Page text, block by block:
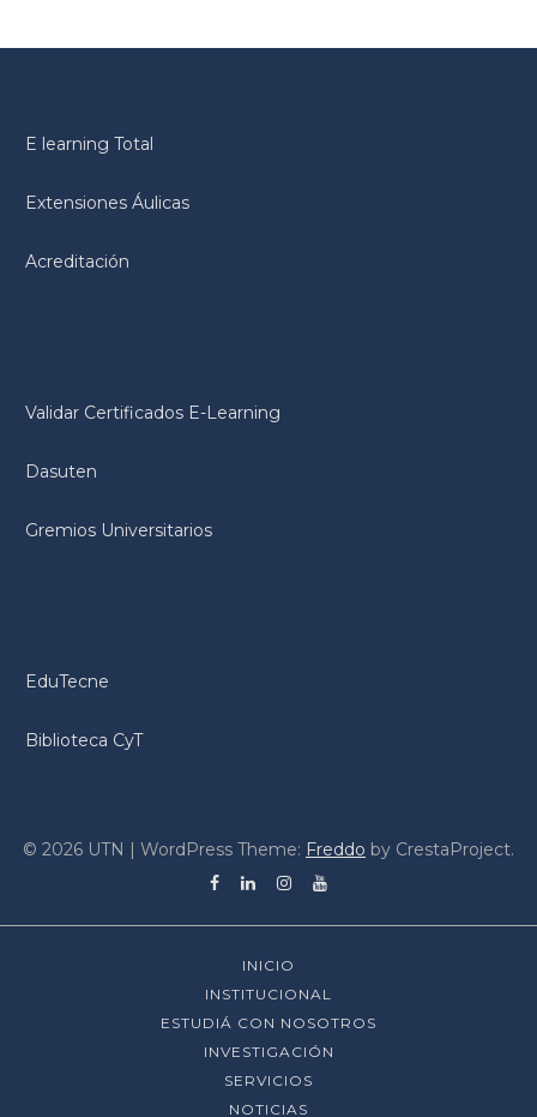
E learning Total
Extensiones Áulicas
Acreditación
Validar Certificados E-Learning
Dasuten
Gremios Universitarios
EduTecne
Biblioteca CyT
© 2026 UTN WordPress Theme: Freddo by CrestaProject.
FacebookLinkedinInstagramYouTube
INICIO
INSTITUCIONAL
ESTUDIÁ CON NOSOTROS
INVESTIGACIÓN
SERVICIOS
NOTICIAS